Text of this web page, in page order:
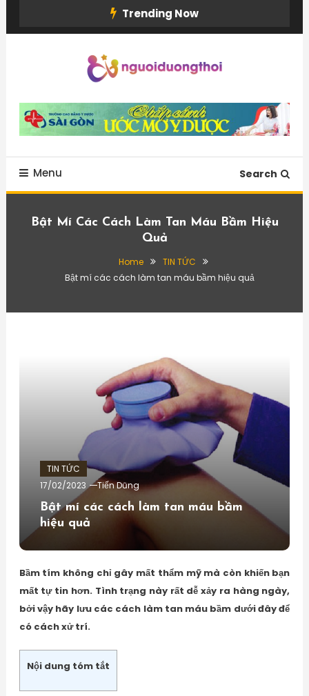
Trending Now
Menu Search
Bật Mí Các Cách Làm Tan Máu Bầm Hiệu
Quả
Home
TIN TỨC
Bật mí các cách làm tan máu bầm hiệu quả
TIN TỨC
17/02/2023
Tiến Dũng
Bật mí các cách làm tan máu bầm
hiệu quả
Bầm tím không chỉ gây mất thẩm mỹ mà còn khiến bạn
mất tự tin hơn. Tình trạng này rất dễ xảy ra hàng ngày,
bởi vậy hãy lưu các cách làm tan máu bầm dưới đây để
có cách xử trí.
Nội dung tóm tắt